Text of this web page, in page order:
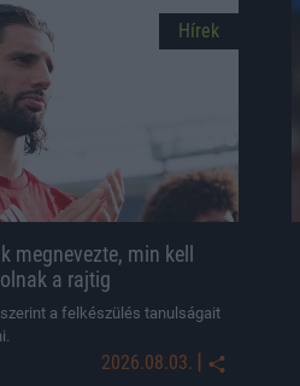
Hírek
megnevezte, min kell
a rajtig
a felkészülés tanulságait
2026.08.03. |